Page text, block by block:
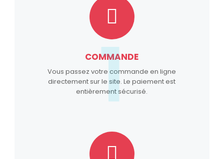
COMMANDE
Vous passez votre commande en ligne
directement sur le site. Le paiement est
entièrement sécurisé.
1